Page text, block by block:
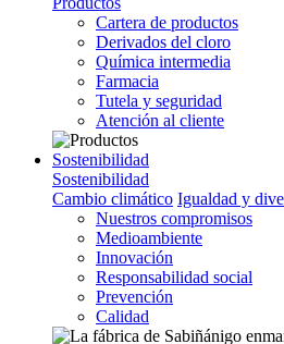
Cartera de productos
Derivados del cloro
Química intermedia
Farmacia
Tutela y seguridad
Atención al cliente
Sostenibilidad
Sostenibilidad
Cambio climático Igualdad y
Nuestros compromisos
Medioambiente
Innovación
Responsabilidad social
Prevención
Calidad